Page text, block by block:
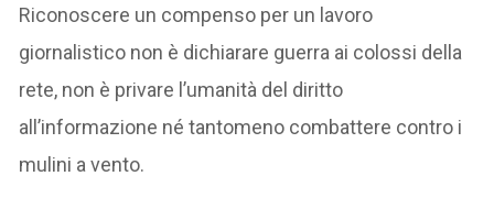
Riconoscere un compenso per un lavoro
giornalistico non è dichiarare guerra ai colossi della
rete, non è privare l’umanità del diritto
all’informazione né tantomeno combattere contro i
mulini a vento.